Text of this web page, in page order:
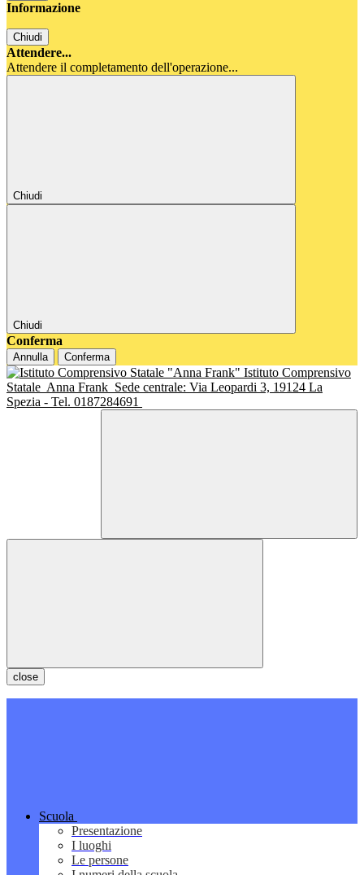
Informazione
Chiudi
Attendere...
Attendere il completamento dell'operazione...
Chiudi
Chiudi
Conferma
Annulla Conferma
Istituto Comprensivo
Statale Anna Frank Sede centrale: Via Leopardi 3, 19124 La
Spezia - Tel. 0187284691
close
Scuola
Presentazione
I luoghi
Le persone